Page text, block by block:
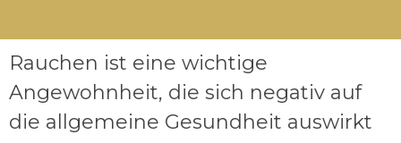
Rauchen ist eine wichtige
Angewohnheit, die sich negativ auf
die allgemeine Gesundheit auswirkt